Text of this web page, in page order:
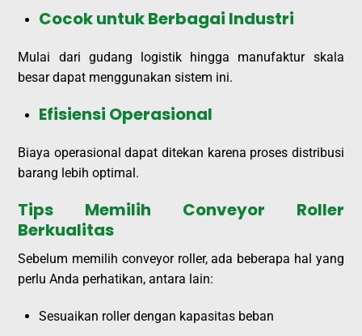
Cocok untuk Berbagai Industri
Mulai dari gudang logistik hingga manufaktur skala
besar dapat menggunakan sistem ini.
Efisiensi Operasional
Biaya operasional dapat ditekan karena proses distribusi
barang lebih optimal.
Tips Memilih Conveyor Roller
Berkualitas
Sebelum memilih conveyor roller, ada beberapa hal yang
perlu Anda perhatikan, antara lain:
Sesuaikan roller dengan kapasitas beban